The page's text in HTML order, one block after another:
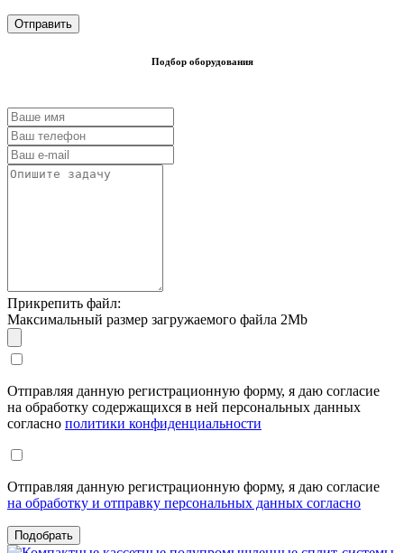
Подбор оборудования
Прикрепить файл:
Максимальный размер загружаемого файла 2Mb
Отправляя данную регистрационную форму, я даю согласие
на обработку содержащихся в ней персональных данных
согласно политики конфиденциальности
Отправляя данную регистрационную форму, я даю согласие
на обработку и отправку персональных данных согласно